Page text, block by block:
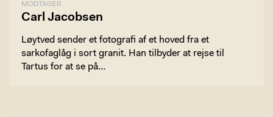
MODTAGER
Carl Jacobsen
Løytved sender et fotografi af et hoved fra et
sarkofaglåg i sort granit. Han tilbyder at rejse til
Tartus for at se på…